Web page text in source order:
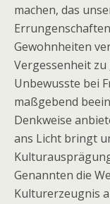
machen, das
Gewohnheiten
Vergessenheit
Unbewusste bei
maßgebend
Denkweise
ans Licht bringt
Genannten die
Kulturerzeugnis